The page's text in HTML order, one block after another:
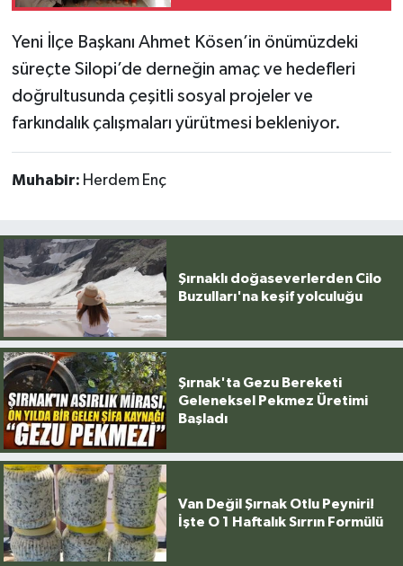
Yeni İlçe Başkanı Ahmet Kösen’in önümüzdeki
süreçte Silopi’de derneğin amaç ve hedefleri
doğrultusunda çeşitli sosyal projeler ve
farkındalık çalışmaları yürütmesi bekleniyor.
Muhabir: Herdem Enç
Şırnaklı doğaseverlerden Cilo
Buzulları'na keşif yolculuğu
Şırnak'ta Gezu Bereketi
Geleneksel Pekmez Üretimi
Başladı
Van Değil Şırnak Otlu Peyniri!
İşte O 1 Haftalık Sırrın Formülü